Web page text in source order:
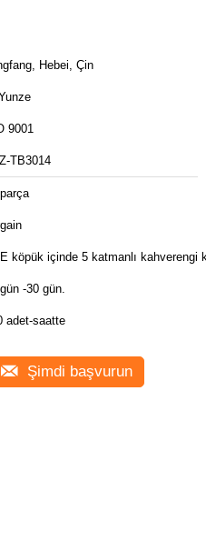
Hebei, Çin
9001
TB3014
köpük içinde 5 katmanlı kahverengi
-30 gün.
adet-saatte
Şimdi başvurun